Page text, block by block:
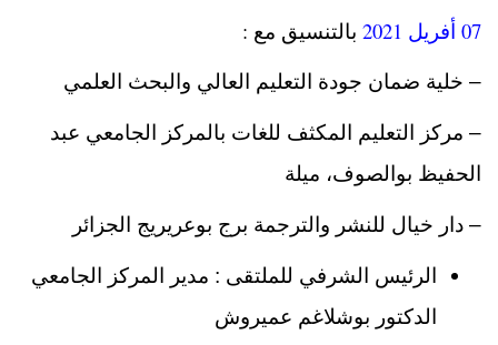
07 أفريل 2021
بالتنسيق مع :
– خلية ضمان جودة التعليم العالي والبحث العلمي
– مركز التعليم المكثف للغات بالمركز الجامعي عبد
الحفيظ بوالصوف، ميلة
– دار خيال للنشر والترجمة برج بوعريريج الجزائر
الرئيس الشرفي للملتقى : مدير المركز الجامعي
الدكتور بوشلاغم عميروش